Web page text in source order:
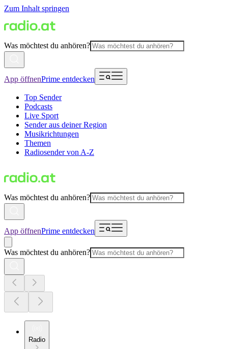
Zum Inhalt springen
Was möchtest du anhören?
App öffnenPrime entdecken
Top Sender
Podcasts
Live Sport
Sender aus deiner Region
Musikrichtungen
Themen
Radiosender von A-Z
Was möchtest du anhören?
App öffnenPrime entdecken
Was möchtest du anhören?
Radio